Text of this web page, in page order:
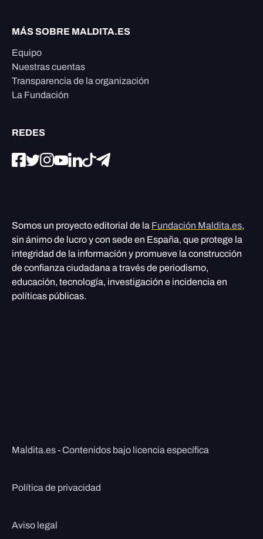
MÁS SOBRE MALDITA.ES
Equipo
Nuestras cuentas
Transparencia de la organización
La Fundación
REDES
Somos un proyecto editorial de la Fundación Maldita.es,
sin ánimo de lucro y con sede en España, que protege la
integridad de la información y promueve la construcción
de confianza ciudadana a través de periodismo,
educación, tecnología, investigación e incidencia en
políticas públicas.
Maldita.es - Contenidos bajo licencia específica
Política de privacidad
Aviso legal